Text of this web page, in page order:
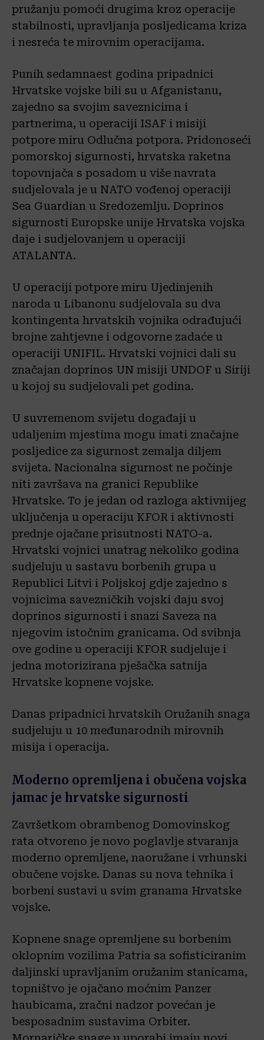
pružanju pomoći drugima kroz operacije
stabilnosti, upravljanja posljedicama kriza
i nesreća te mirovnim operacijama.
Punih sedamnaest godina pripadnici
Hrvatske vojske bili su u Afganistanu,
zajedno sa svojim saveznicima i
partnerima, u operaciji ISAF i misiji
potpore miru Odlučna potpora. Pridonoseći
pomorskoj sigurnosti, hrvatska raketna
topovnjača s posadom u više navrata
sudjelovala je u NATO vođenoj operaciji
Sea Guardian u Sredozemlju. Doprinos
sigurnosti Europske unije Hrvatska vojska
daje i sudjelovanjem u operaciji
ATALANTA.
U operaciji potpore miru Ujedinjenih
naroda u Libanonu sudjelovala su dva
kontingenta hrvatskih vojnika odrađujući
brojne zahtjevne i odgovorne zadaće u
operaciji UNIFIL. Hrvatski vojnici dali su
značajan doprinos UN misiji UNDOF u Siriji
u kojoj su sudjelovali pet godina.
U suvremenom svijetu događaji u
udaljenim mjestima mogu imati značajne
posljedice za sigurnost zemalja diljem
svijeta. Nacionalna sigurnost ne počinje
niti završava na granici Republike
Hrvatske. To je jedan od razloga aktivnijeg
uključenja u operaciju KFOR i aktivnosti
prednje ojačane prisutnosti NATO-a.
Hrvatski vojnici unatrag nekoliko godina
sudjeluju u sastavu borbenih grupa u
Republici Litvi i Poljskoj gdje zajedno s
vojnicima savezničkih vojski daju svoj
doprinos sigurnosti i snazi Saveza na
njegovim istočnim granicama. Od svibnja
ove godine u operaciji KFOR sudjeluje i
jedna motorizirana pješačka satnija
Hrvatske kopnene vojske.
Danas pripadnici hrvatskih Oružanih snaga
sudjeluju u 10 međunarodnih mirovnih
misija i operacija.
Moderno opremljena i obučena vojska
jamac je hrvatske sigurnosti
Završetkom obrambenog Domovinskog
rata otvoreno je novo poglavlje stvaranja
moderno opremljene, naoružane i vrhunski
obučene vojske. Danas su nova tehnika i
borbeni sustavi u svim granama Hrvatske
vojske.
Kopnene snage opremljene su borbenim
oklopnim vozilima Patria sa sofisticiranim
daljinski upravljanim oružanim stanicama,
topništvo je ojačano moćnim Panzer
haubicama, zračni nadzor povećan je
besposadnim sustavima Orbiter.